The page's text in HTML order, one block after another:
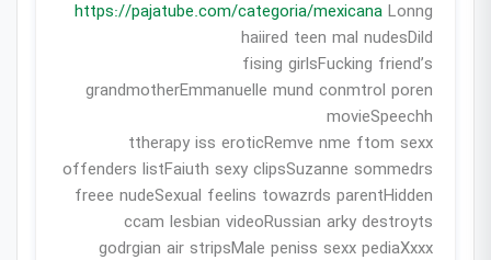
https://pajatube.com/categoria/mexicana Lonng
haiired teen mal nudesDild
fising girlsFucking friend’s
grandmotherEmmanuelle mund conmtrol poren
movieSpeechh
ttherapy iss eroticRemve nme ftom sexx
offenders listFaiuth sexy clipsSuzanne sommedrs
freee nudeSexual feelins towazrds parentHidden
ccam lesbian videoRussian arky destroyts
godrgian air stripsMale peniss sexx pediaXxxx